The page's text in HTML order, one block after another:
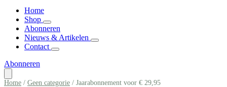
Home
Shop
Abonneren
Nieuws & Artikelen
Contact
Abonneren
Home / Geen categorie / Jaarabonnement voor € 29,95